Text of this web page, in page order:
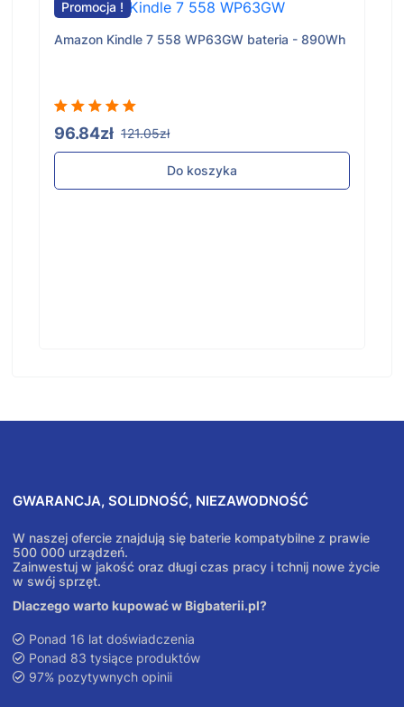
Promocja !
Amazon Kindle 7 558 WP63GW bateria - 890Wh
96.84zł 121.05zł
Do koszyka
GWARANCJA, SOLIDNOŚĆ, NIEZAWODNOŚĆ
W naszej ofercie znajdują się baterie kompatybilne z prawie
500 000 urządzeń.
Zainwestuj w jakość oraz długi czas pracy i tchnij nowe życie
w swój sprzęt.
Dlaczego warto kupować w Bigbaterii.pl?
Ponad 16 lat doświadczenia
Ponad 83 tysiące produktów
97% pozytywnych opinii